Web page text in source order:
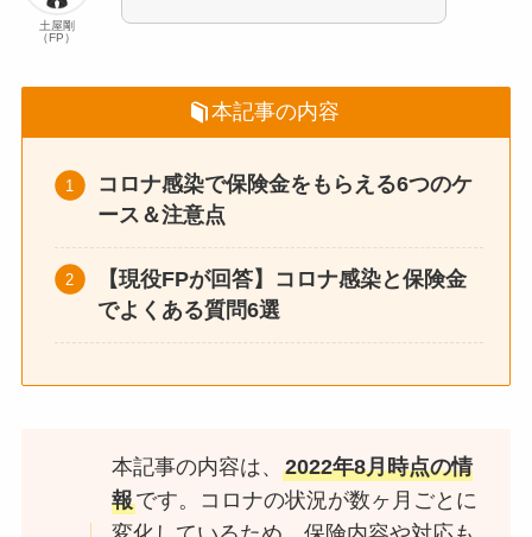
土屋剛
（FP）
本記事の内容
コロナ感染で保険金をもらえる6つのケ
ース＆注意点
【現役FPが回答】コロナ感染と保険金
でよくある質問6選
本記事の内容は、2022年8月時点の情
報です。コロナの状況が数ヶ月ごとに